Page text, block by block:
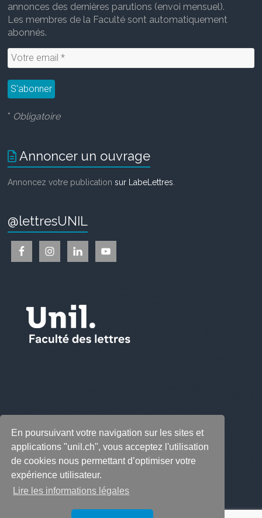
En poursuivant votre navigation sur les sites et
applications "unil.ch", vous acceptez l'utilisation
de cookies nous permettant d’optimiser votre
expérience utilisateur.
Lire les informations légales
annonces des dernières parutions (envoi mensuel).
Les membres de la Faculté sont automatiquement
abonnés.
* Obligatoire
Annoncer un ouvrage
Annoncez votre publicationsur LabeLettres
@lettresUNIL